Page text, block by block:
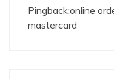
Pingback:online
mastercard